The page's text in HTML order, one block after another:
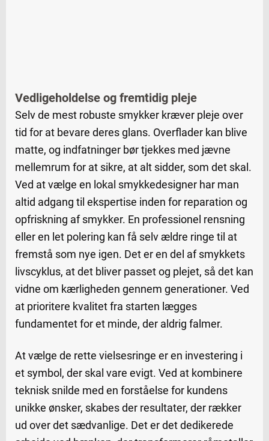
Vedligeholdelse og fremtidig pleje
Selv de mest robuste smykker kræver pleje over
tid for at bevare deres glans. Overflader kan blive
matte, og indfatninger bør tjekkes med jævne
mellemrum for at sikre, at alt sidder, som det skal.
Ved at vælge en lokal smykkedesigner har man
altid adgang til ekspertise inden for reparation og
opfriskning af smykker. En professionel rensning
eller en let polering kan få selv ældre ringe til at
fremstå som nye igen. Det er en del af smykkets
livscyklus, at det bliver passet og plejet, så det kan
vidne om kærligheden gennem generationer. Ved
at prioritere kvalitet fra starten lægges
fundamentet for et minde, der aldrig falmer.
At vælge de rette vielsesringe er en investering i
et symbol, der skal vare evigt. Ved at kombinere
teknisk snilde med en forståelse for kundens
unikke ønsker, skabes der resultater, der rækker
ud over det sædvanlige. Det er det dedikerede